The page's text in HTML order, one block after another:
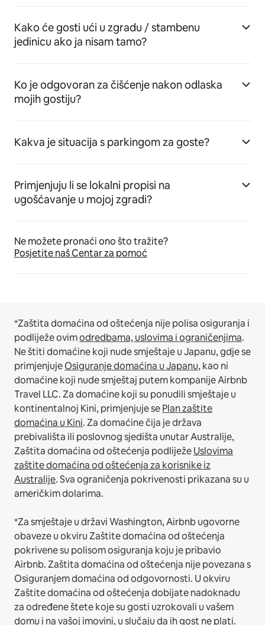
Kako će gosti ući u zgradu / stambenu
jedinicu ako ja nisam tamo?
Ko je odgovoran za čišćenje nakon odlaska
mojih gostiju?
Kakva je situacija s parkingom za goste?
Primjenjuju li se lokalni propisi na
ugošćavanje u mojoj zgradi?
Ne možete pronaći ono što tražite?
Posjetite naš Centar za pomoć
*Zaštita domaćina od oštećenja nije polisa osiguranja i
podliježe ovimodredbama, uslovima i ograničenjima.
Ne štiti domaćine koji nude smještaje u Japanu, gdje se
primjenjujeOsiguranje domaćina u Japanu, kao ni
domaćine koji nude smještaj putem kompanije Airbnb
Travel LLC.Za domaćine koji su ponudili smještaje u
kontinentalnoj Kini, primjenjuje sePlan zaštite
domaćina u Kini.Za domaćine čija je država
prebivališta ili poslovnog sjedišta unutar Australije,
Zaštita domaćina od oštećenja podliježeUslovima
zaštite domaćina od oštećenja za korisnike iz
Australije. Sva ograničenja pokrivenosti prikazana su u
američkim dolarima.
*Za smještaje u državi Washington, Airbnb ugovorne
obaveze u okviru Zaštite domaćina od oštećenja
pokrivene su polisom osiguranja koju je pribavio
Airbnb. Zaštita domaćina od oštećenja nije povezana s
Osiguranjem domaćina od odgovornosti. U okviru
Zaštite domaćina od oštećenja dobijate nadoknadu
za određene štete koje su gosti uzrokovali u vašem
domu i na vašoj imovini, u slučaju da ih gost ne plati.